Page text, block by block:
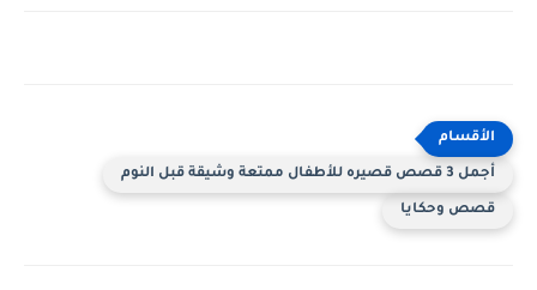
أجمل 3 قصص قصيره للأطفال ممتعة وشيقة قبل النوم
قصص وحكايا